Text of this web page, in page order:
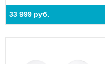
33 999 руб.